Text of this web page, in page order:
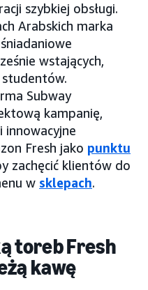
szybkiej obsługi.
Arabskich marka
wstających,
studentów.
Subway
kampanię,
innowacyjne
Fresh jako punktu
zachęcić klientów do
w sklepach.
toreb Fresh
kawę